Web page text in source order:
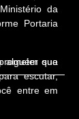
da
Portaria
sua
alguém que
escutar,
entre em